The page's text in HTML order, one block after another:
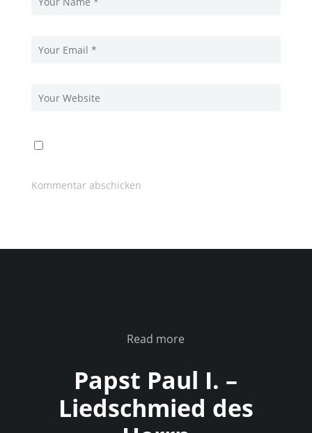
Read more
Papst Paul I. –
Liedschmied des